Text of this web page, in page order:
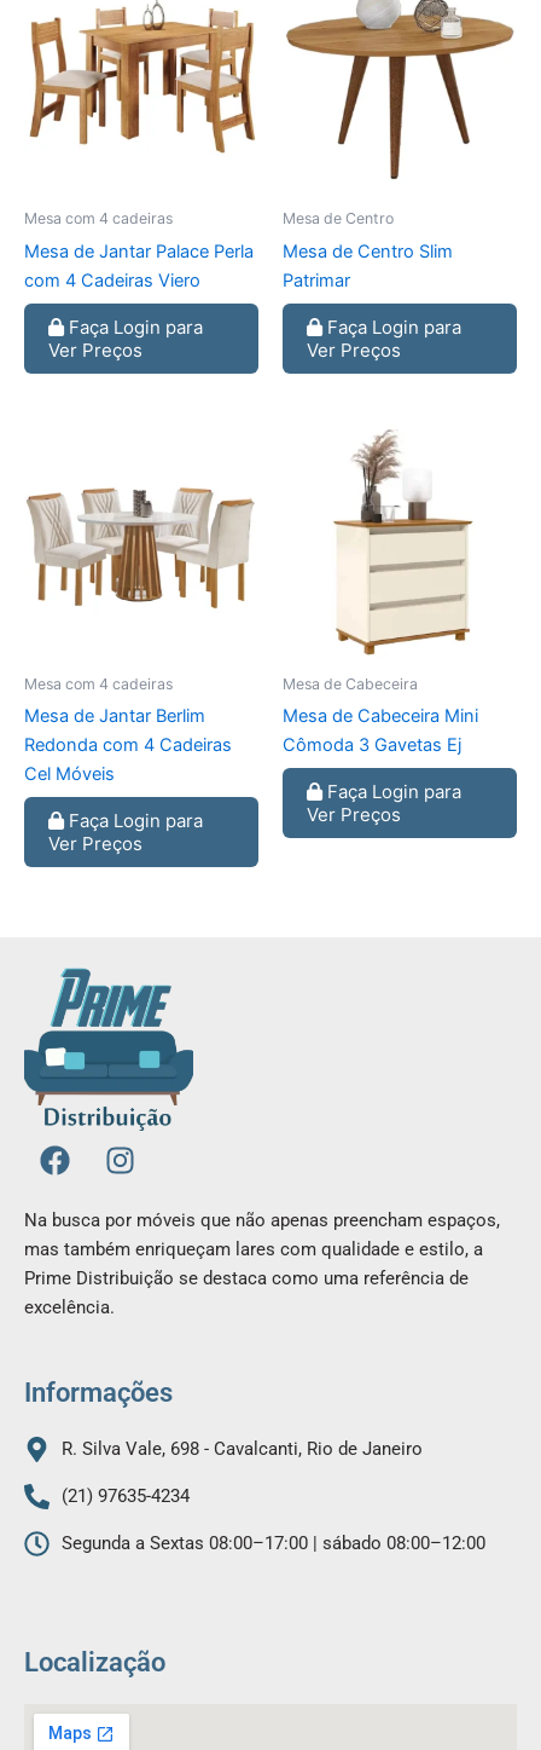
Mesa com 4 cadeiras
Mesa de Jantar Palace Perla
com 4 Cadeiras Viero
Faça Login para
Ver Preços
Mesa de Centro
Mesa de Centro Slim
Patrimar
Faça Login para
Ver Preços
Mesa com 4 cadeiras
Mesa de Jantar Berlim
Redonda com 4 Cadeiras
Cel Móveis
Faça Login para
Ver Preços
Mesa de Cabeceira
Mesa de Cabeceira Mini
Cômoda 3 Gavetas Ej
Faça Login para
Ver Preços
F
a
c
e
b
o
o
I
n
t
a
g
m
Na busca por móveis que não apenas preencham espaços,
mas também enriqueçam lares com qualidade e estilo, a
Prime Distribuição se destaca como uma referência de
excelência.
Informações
R. Silva Vale, 698 - Cavalcanti, Rio de Janeiro
(21) 97635-4234
Segunda a Sextas 08:00–17:00 | sábado 08:00–12:00
Localização